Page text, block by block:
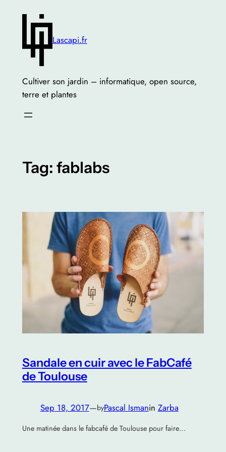
Lascapi.fr
Cultiver son jardin – informatique, open source,
terre et plantes
Tag: fablabs
Sandale en cuir avec le FabCafé
de Toulouse
Sep 18, 2017—byPascal Ismanin Zarba
Une matinée dans le fabcafé de Toulouse pour faire…